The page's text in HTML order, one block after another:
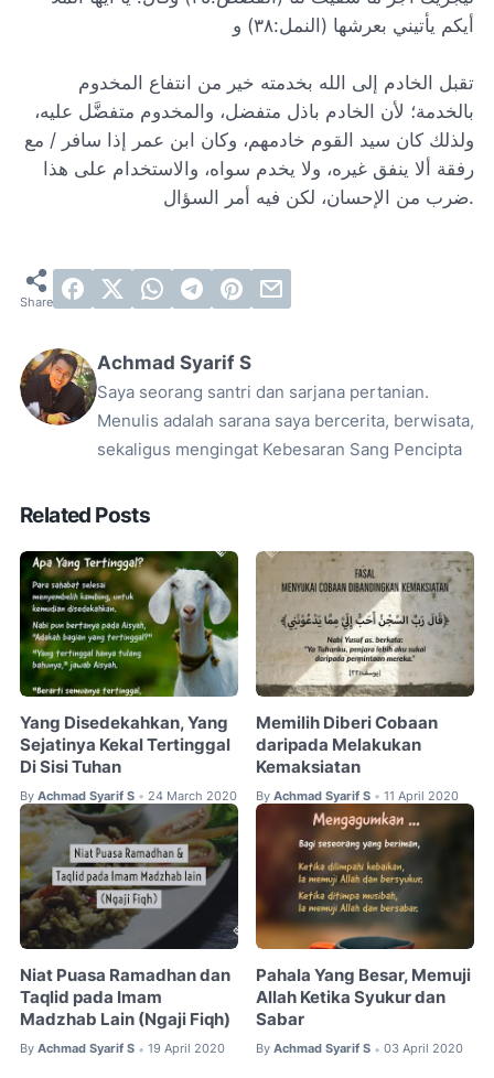
أيكم يأتيني بعرشها (النمل:٣٨) و
تقبل الخادم إلى الله بخدمته خير من انتفاع المخدوم
بالخدمة؛ لأن الخادم باذل متفضل، والمخدوم متفضَّل عليه،
ولذلك كان سيد القوم خادمهم، وكان ابن عمر إذا سافر / مع
رفقة ألا ينفق غيره، ولا يخدم سواه، والاستخدام على هذا
ضرب من الإحسان، لكن فيه أمر السؤال.
Achmad Syarif S
Saya seorang santri dan sarjana pertanian.
Menulis adalah sarana saya bercerita, berwisata,
sekaligus mengingat Kebesaran Sang Pencipta
Related Posts
Yang Disedekahkan, Yang
Sejatinya Kekal Tertinggal
Di Sisi Tuhan
By Achmad Syarif S • 24 March 2020
Memilih Diberi Cobaan
daripada Melakukan
Kemaksiatan
By Achmad Syarif S • 11 April 2020
Niat Puasa Ramadhan dan
Taqlid pada Imam
Madzhab Lain (Ngaji Fiqh)
By Achmad Syarif S • 19 April 2020
Pahala Yang Besar, Memuji
Allah Ketika Syukur dan
Sabar
By Achmad Syarif S • 03 April 2020